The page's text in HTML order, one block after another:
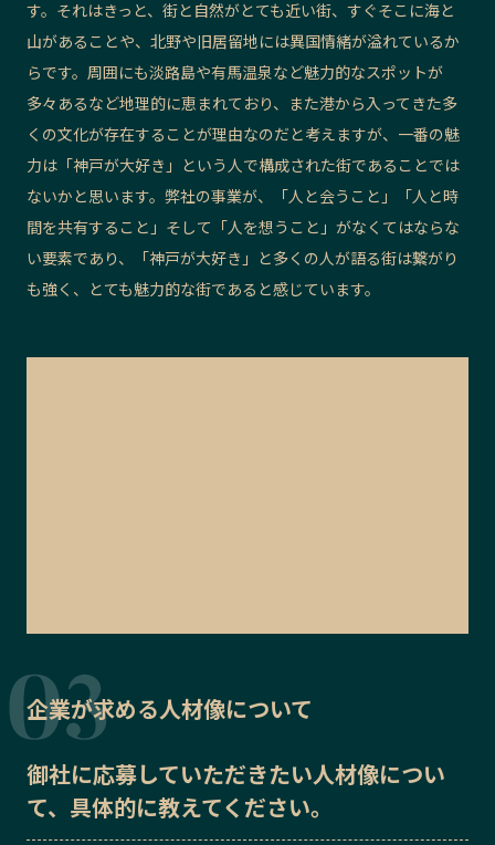
す。それはきっと、街と自然がとても近い街、すぐそこに海と
山があることや、北野や旧居留地には異国情緒が溢れているか
らです。周囲にも淡路島や有馬温泉など魅力的なスポットが
多々あるなど地理的に恵まれており、また港から入ってきた多
くの文化が存在することが理由なのだと考えますが、一番の魅
力は「神戸が大好き」という人で構成された街であることでは
ないかと思います。弊社の事業が、「人と会うこと」「人と時
間を共有すること」そして「人を想うこと」がなくてはならな
い要素であり、「神戸が大好き」と多くの人が語る街は繋がり
も強く、とても魅力的な街であると感じています。
企業が求める人材像について
御社に応募していただきたい人材像につい
て、具体的に教えてください。